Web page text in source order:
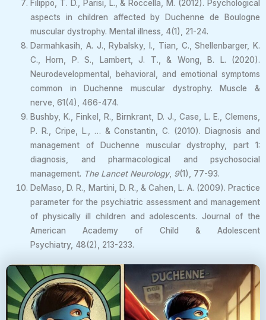
Filippo, T. D., Parisi, L., & Roccella, M. (2012). Psychological
aspects in children affected by Duchenne de Boulogne
muscular dystrophy. Mental illness, 4(1), 21-24.
Darmahkasih, A. J., Rybalsky, I., Tian, C., Shellenbarger, K.
C., Horn, P. S., Lambert, J. T., & Wong, B. L. (2020).
Neurodevelopmental, behavioral, and emotional symptoms
common in Duchenne muscular dystrophy. Muscle &
nerve, 61(4), 466-474.
Bushby, K., Finkel, R., Birnkrant, D. J., Case, L. E., Clemens,
P. R., Cripe, L., … & Constantin, C. (2010). Diagnosis and
management of Duchenne muscular dystrophy, part 1:
diagnosis, and pharmacological and psychosocial
management. The Lancet Neurology, 9(1), 77-93.
DeMaso, D. R., Martini, D. R., & Cahen, L. A. (2009). Practice
parameter for the psychiatric assessment and management
of physically ill children and adolescents. Journal of the
American Academy of Child & Adolescent
Psychiatry, 48(2), 213-233.